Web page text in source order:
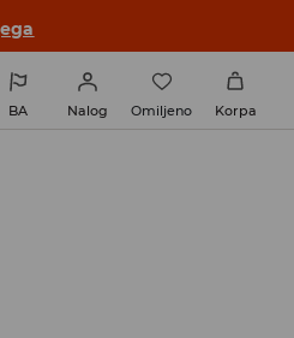
Za njega
BA Nalog Omiljeno Korpa